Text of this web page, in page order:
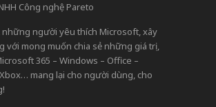
Công nghệ Pareto
những người yêu thích Microsoft, xây
với mong muốn chia sẻ những giá trị,
365 – Windows – Office –
mang lại cho người dùng, cho